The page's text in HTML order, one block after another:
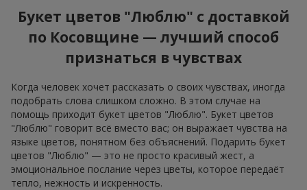
Букет цветов "Люблю" с доставкой
по Косовщине — лучший способ
признаться в чувствах
Когда человек хочет рассказать о своих чувствах, иногда
подобрать слова слишком сложно. В этом случае на
помощь приходит букет цветов "Люблю". Букет цветов
"Люблю" говорит всё вместо вас; он выражает чувства на
языке цветов, понятном без объяснений. Подарить букет
цветов "Люблю" — это не просто красивый жест, а
эмоциональное послание через цветы, которое передаёт
тепло, нежность и искренность.